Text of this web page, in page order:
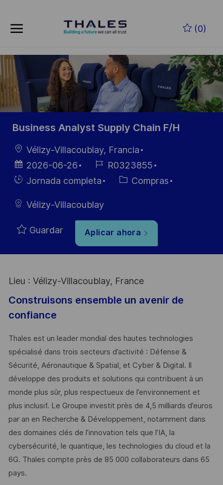
(0)
-
Business Analyst Supply Chain F/H
Ubicación
Vélizy-Villacoublay, Francia
Fecha de
publicación
2026-06-26
ID de
empleo
R0323855
HiringJornada completa Categoría
Compras
Vélizy-Villacoublay
Guardar Aplicar ahora
Lieu : Vélizy-Villacoublay, France
Construisons ensemble un avenir de
confiance
Thales est un leader mondial des hautes technologies
spécialisé dans trois secteurs d’activité : Défense &
Sécurité, Aéronautique & Spatial, et Cyber & Digital. Il
développe des produits et solutions qui contribuent à un
monde plus sûr, plus respectueux de l’environnement et
plus inclusif. Le Groupe investit près de 4,5 milliards d’euros
par an en Recherche & Développement, notamment dans
des domaines clés de l’innovation tels que l’IA, la
cybersécurité, le quantique, les technologies du cloud et la
6G. Thales compte près de 85 000 collaborateurs dans 65
pays. ​